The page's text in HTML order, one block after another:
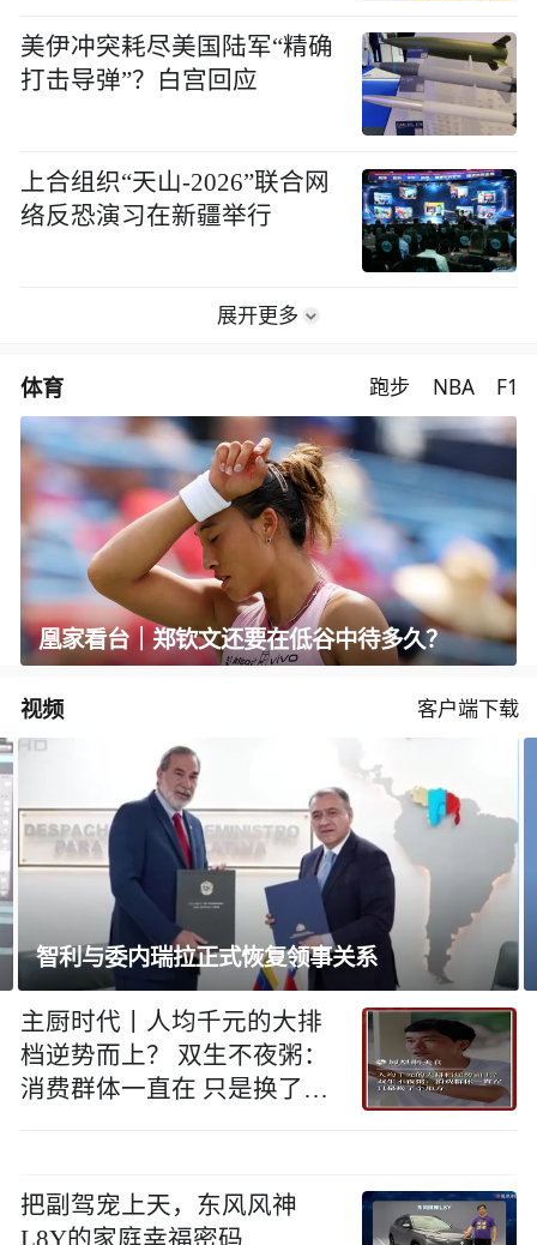
美伊冲突耗尽美国陆军“精确
打击导弹”？白宫回应
上合组织“天山-2026”联合网
络反恐演习在新疆举行
展开更多
体育 跑步 NBA F1
凰家看台｜郑钦文还要在低谷中待多久？
视频 客户端下载
胡塞武装宣布加大针对沙特船只行动
主厨时代丨人均千元的大排
档逆势而上？ 双生不夜粥：
消费群体一直在 只是换了个
把副驾宠上天，东风风神
L8Y的家庭幸福密码